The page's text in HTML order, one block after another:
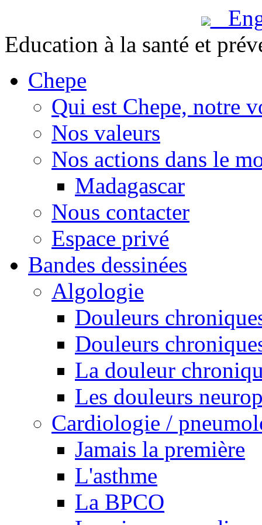
Education à la santé et
Chepe
Qui est Chepe, notre
Nos valeurs
Nos actions dans le
Madagascar
Nous contacter
Espace privé
Bandes dessinées
Algologie
Douleurs
Douleurs
La douleur
Les douleurs
Cardiologie /
Jamais la première
L'asthme
La BPCO